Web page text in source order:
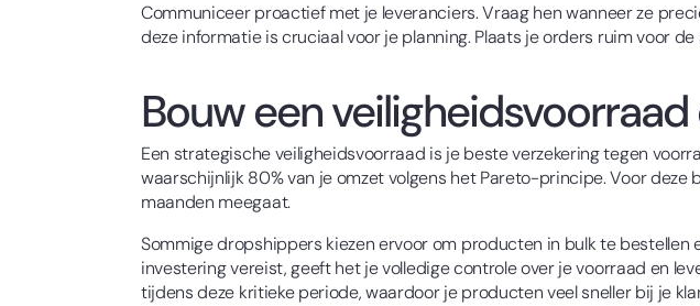
Communiceer proactief met je leveranciers. Vraag hen wanneer ze
deze informatie is cruciaal voor je planning. Plaats je orders ruim voor
Bouw een
Een strategische veiligheidsvoorraad is je beste verzekering tegen
waarschijnlijk 80% van je omzet volgens het Pareto-principe. Voor
maanden meegaat.
Sommige dropshippers kiezen ervoor om producten in bulk te
investering vereist, geeft het je volledige controle over je voorraad en
tijdens deze kritieke periode, waardoor je producten veel sneller bij je